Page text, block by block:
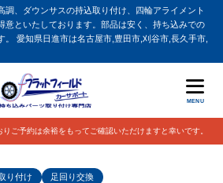
調、ダウンサスの持込取り付け、四輪アライメント
意といたしております。部品は安く、持ち込みでの
。 愛知県日進市は名古屋市,豊田市,刈谷市,長久手市,
MENU
ご予約は余裕をもってご確認いただけますと幸いです。
り付け
足回り交換